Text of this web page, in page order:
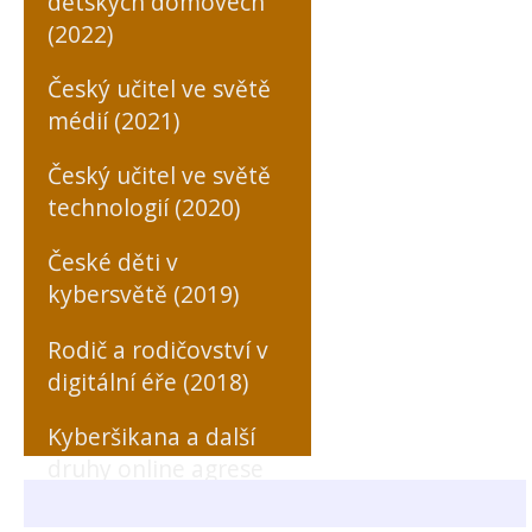
(2022)
Český učitel ve světě
médií (2021)
Český učitel ve světě
technologií (2020)
České děti v
kybersvětě (2019)
Rodič a rodičovství v
digitální éře (2018)
Kyberšikana a další